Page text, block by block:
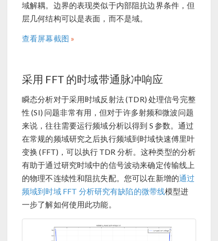
域解耦。边界的表现类似于内部阻抗边界条件，但
层几何结构可以是表面，而不是域。
查看屏幕截图
采用 FFT 的时域带通脉冲响应
瞬态分析对于采用时域反射法 (TDR) 处理信号完整
性 (SI) 问题非常有用，但对于许多射频和微波问题
来说，往往需要运行频域分析以得到 S 参数。通过
在常规的频域研究之后执行频域到时域快速傅里叶
变换 (FFT)，可以执行 TDR 分析。这种类型的分析
有助于通过研究时域中的信号波动来确定传输线上
的物理不连续性和阻抗失配。您可以在新增的通过
频域到时域 FFT 分析研究有缺陷的微带线模型进
一步了解如何使用此功能。